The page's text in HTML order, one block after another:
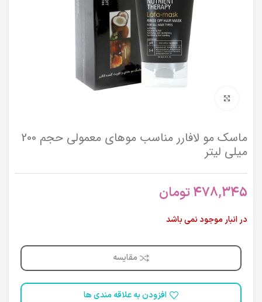
ماسک مو لافارر مناسب موهای معمولی حجم 200
میلی لیتر
478,345تومان
در انبار موجود نمی باشد
مقایسه
افزودن به علاقه مندی ها